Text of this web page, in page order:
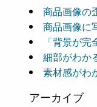
商品画像の
商品画像に
「背景が
細部がわか
素材感がわ
アーカイブ